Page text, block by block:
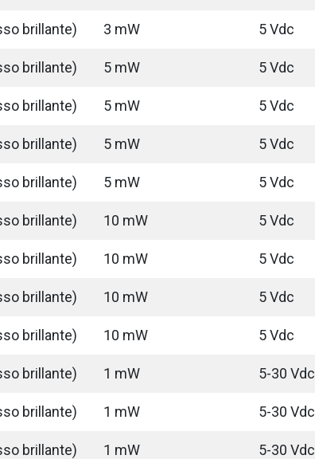
brillante) 3 mW 5 Vdc
brillante) 5 mW 5 Vdc
brillante) 5 mW 5 Vdc
brillante) 5 mW 5 Vdc
brillante) 5 mW 5 Vdc
brillante) 10 mW 5 Vdc
brillante) 10 mW 5 Vdc
brillante) 10 mW 5 Vdc
brillante) 10 mW 5 Vdc
brillante) 1 mW 5-30 Vdc
brillante) 1 mW 5-30 Vdc
brillante) 1 mW 5-30 Vdc